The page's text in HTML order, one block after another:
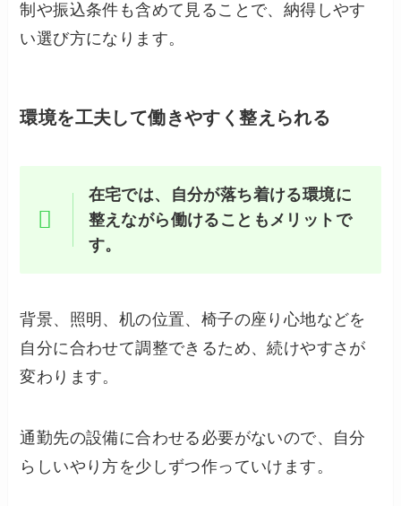
制や振込条件も含めて見ることで、納得しやす
い選び方になります。
環境を工夫して働きやすく整えられる
在宅では、自分が落ち着ける環境に
整えながら働けることもメリットで
す。
背景、照明、机の位置、椅子の座り心地などを
自分に合わせて調整できるため、続けやすさが
変わります。
通勤先の設備に合わせる必要がないので、自分
らしいやり方を少しずつ作っていけます。